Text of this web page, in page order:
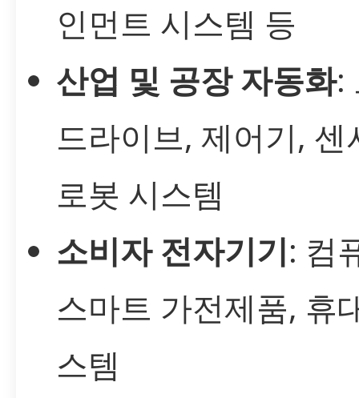
인먼트 시스템 등
산업 및 공장 자동화:
드라이브, 제어기, 센
로봇 시스템
소비자 전자기기: 컴
스마트 가전제품, 휴
스템